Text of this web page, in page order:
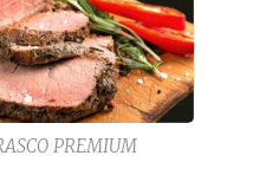
PREMIUM